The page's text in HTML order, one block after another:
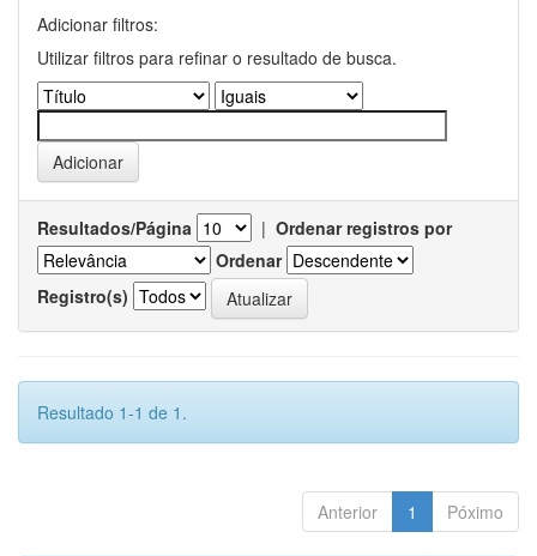
Adicionar filtros:
Utilizar filtros para refinar o resultado de busca.
Resultados/Página | Ordenar registros por
Ordenar
Registro(s)
Resultado 1-1 de 1.
Anterior 1 Póximo